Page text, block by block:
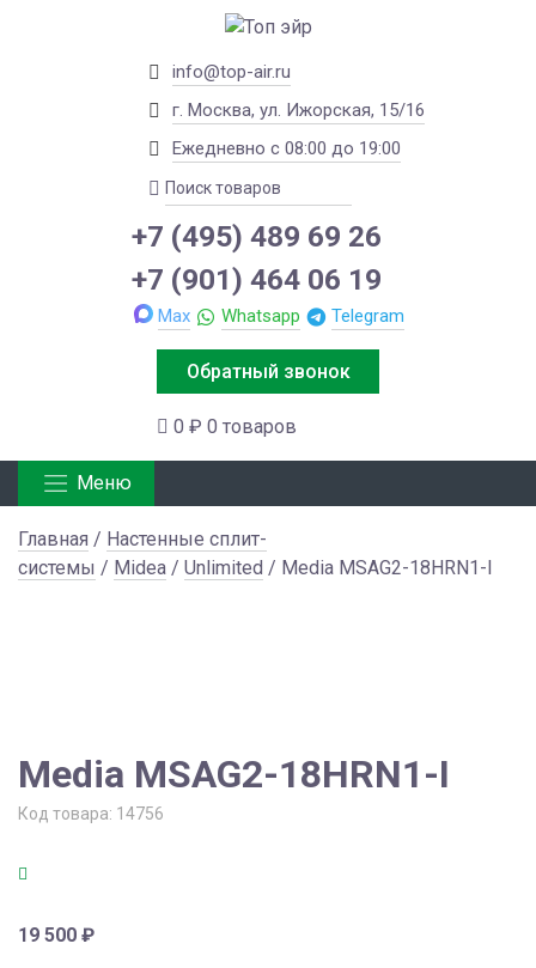
info@top-air.ru
г. Москва, ул. Ижорская, 15/16
Ежедневно с 08:00 до 19:00
+7 (495) 489 69 26
+7 (901) 464 06 19
Max Whatsapp Telegram
Обратный звонок
0 ₽ 0 товаров
Меню
Главная / Настенные сплит-
системы / Midea / Unlimited / Media MSAG2-18HRN1-I
Media MSAG2-18HRN1-I
Код товара: 14756
19 500 ₽